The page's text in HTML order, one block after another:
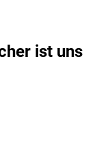
ist uns